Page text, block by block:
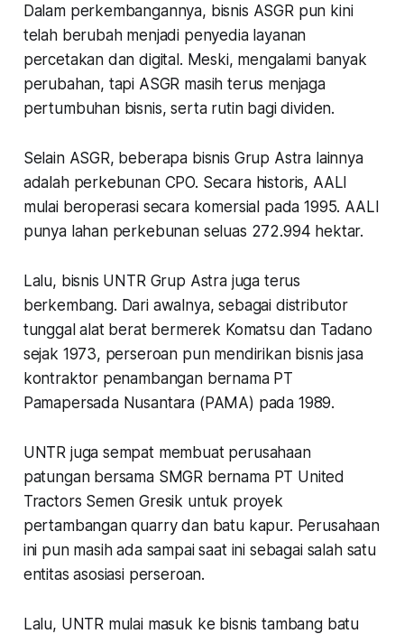
Dalam perkembangannya, bisnis ASGR pun kini
telah berubah menjadi penyedia layanan
percetakan dan digital. Meski, mengalami banyak
perubahan, tapi ASGR masih terus menjaga
pertumbuhan bisnis, serta rutin bagi dividen.
Selain ASGR, beberapa bisnis Grup Astra lainnya
adalah perkebunan CPO. Secara historis, AALI
mulai beroperasi secara komersial pada 1995. AALI
punya lahan perkebunan seluas 272.994 hektar.
Lalu, bisnis UNTR Grup Astra juga terus
berkembang. Dari awalnya, sebagai distributor
tunggal alat berat bermerek Komatsu dan Tadano
sejak 1973, perseroan pun mendirikan bisnis jasa
kontraktor penambangan bernama PT
Pamapersada Nusantara (PAMA) pada 1989.
UNTR juga sempat membuat perusahaan
patungan bersama SMGR bernama PT United
Tractors Semen Gresik untuk proyek
pertambangan quarry dan batu kapur. Perusahaan
ini pun masih ada sampai saat ini sebagai salah satu
entitas asosiasi perseroan.
Lalu, UNTR mulai masuk ke bisnis tambang batu